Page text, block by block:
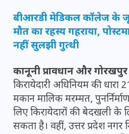
बीआरडी मेडिकल कॉलेज के
मौत का रहस्य गहराया,
नहीं सुलझी गुत्थी
कानूनी प्रावधान और
किरायेदारी अधिनियम की
मकान मालिक मरम्मत,
लिए किरायेदारों की बेदखली
सकता है। वहीं, उत्तर प्रदेश नगर